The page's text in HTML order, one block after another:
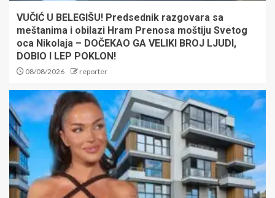
VUČIĆ U BELEGIŠU! Predsednik razgovara sa
meštanima i obilazi Hram Prenosa moštiju Svetog
oca Nikolaja – DOČEKAO GA VELIKI BROJ LJUDI,
DOBIO I LEP POKLON!
08/08/2026 reporter